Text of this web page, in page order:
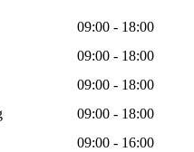
09:00 - 18:00
09:00 - 18:00
09:00 - 18:00
09:00 - 18:00
09:00 - 16:00